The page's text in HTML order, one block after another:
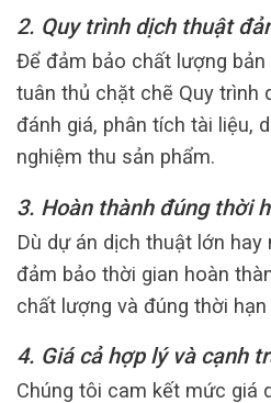
2. Quy trình dịch thuật
Để đảm bảo chất lượng
tuân thủ chặt chẽ Quy trình
đánh giá, phân tích tài liệu,
nghiệm thu sản phẩm.
3. Hoàn thành đúng thời
Dù dự án dịch thuật lớn
đảm bảo thời gian hoàn
chất lượng và đúng thời
4. Giá cả hợp lý và cạnh
Chúng tôi cam kết mức giá